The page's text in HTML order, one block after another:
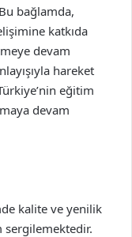
bağlamda,
katkıda
devam
hareket
eğitim
devam
kalite ve yenilik
sergilemektedir.